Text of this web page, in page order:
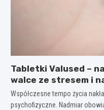
Tabletki Valused –
walce ze stresem i
Współczesne tempo życia
psychofizyczne. Nadmiar